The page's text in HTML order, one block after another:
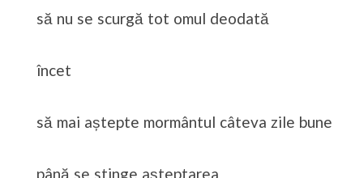
să nu se scurgă tot omul deodată
încet
să mai aștepte mormântul câteva zile bune
până se stinge așteptarea